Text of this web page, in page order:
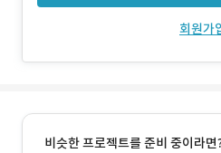
회원가
비슷한 프로젝트를 준비 중이라면